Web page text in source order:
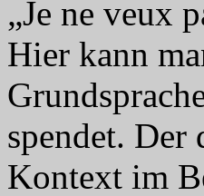
„Je ne veux
Hier kann
spendet. Der
Kontext im